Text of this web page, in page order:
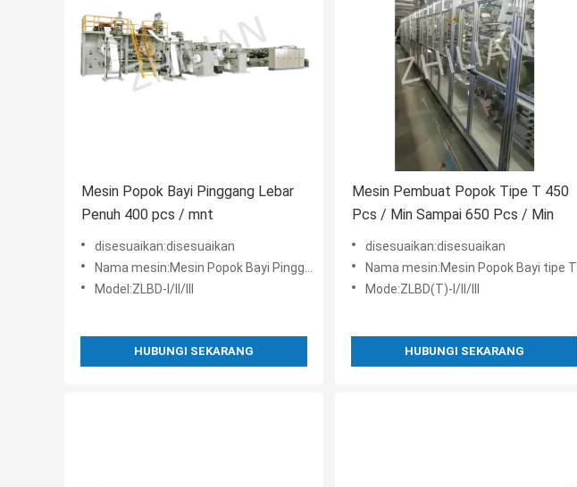
Mesin Popok Bayi Pinggang Lebar
Penuh 400 pcs / mnt
disesuaikan:disesuaikan
Nama mesin:Mesin Popok Bayi Pinggang Lebar Penuh
Model:ZLBD-I/II/III
HUBUNGI SEKARANG
Mesin Pembuat Popok Tipe T 450
Pcs / Min Sampai 650 Pcs / Min
disesuaikan:disesuaikan
Nama mesin:Mesin Popok Bayi tipe T
Mode:ZLBD(T)-I/II/III
HUBUNGI SEKARANG